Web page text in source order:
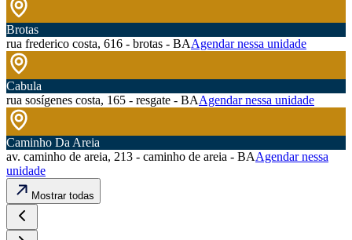
Brotas
rua frederico costa, 616 - brotas - BAAgendar nessa unidade
Cabula
rua sosígenes costa, 165 - resgate - BAAgendar nessa unidade
Caminho Da Areia
av. caminho de areia, 213 - caminho de areia - BAAgendar nessa
unidade
Mostrar todas